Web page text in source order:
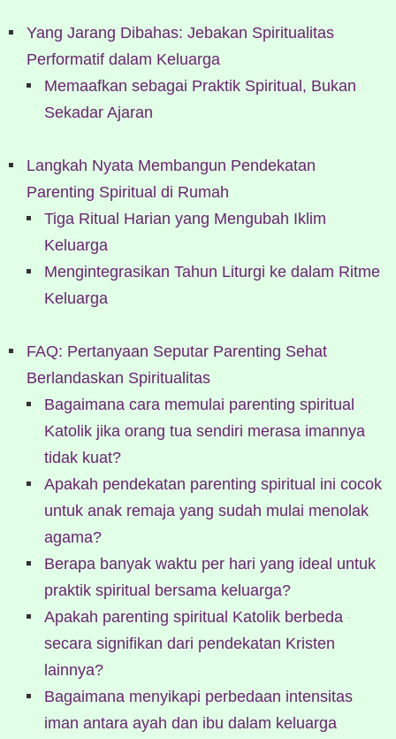
Yang Jarang Dibahas: Jebakan Spiritualitas
Performatif dalam Keluarga
Memaafkan sebagai Praktik Spiritual, Bukan
Sekadar Ajaran
Langkah Nyata Membangun Pendekatan
Parenting Spiritual di Rumah
Tiga Ritual Harian yang Mengubah Iklim
Keluarga
Mengintegrasikan Tahun Liturgi ke dalam Ritme
Keluarga
FAQ: Pertanyaan Seputar Parenting Sehat
Berlandaskan Spiritualitas
Bagaimana cara memulai parenting spiritual
Katolik jika orang tua sendiri merasa imannya
tidak kuat?
Apakah pendekatan parenting spiritual ini cocok
untuk anak remaja yang sudah mulai menolak
agama?
Berapa banyak waktu per hari yang ideal untuk
praktik spiritual bersama keluarga?
Apakah parenting spiritual Katolik berbeda
secara signifikan dari pendekatan Kristen
lainnya?
Bagaimana menyikapi perbedaan intensitas
iman antara ayah dan ibu dalam keluarga